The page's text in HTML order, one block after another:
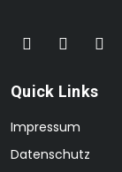
Quick Links
Impressum
Datenschutz